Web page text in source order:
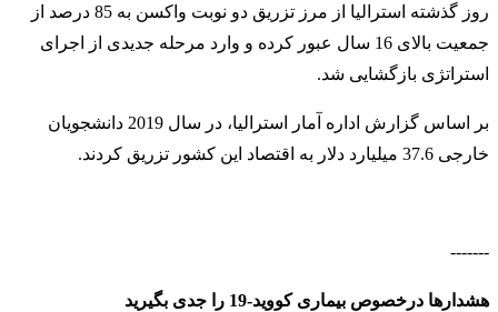
روز گذشته استرالیا از مرز تزریق دو نوبت واکسن به 85 درصد از
جمعیت بالای 16 سال عبور کرده و وارد مرحله جدیدی از اجرای
استراتژی بازگشایی شد.
بر اساس گزارش اداره آمار استرالیا، در سال 2019 دانشجویان
خارجی 37.6 میلیارد دلار به اقتصاد این کشور تزریق کردند.
-------
هشدارها درخصوص بیماری کووید-19 را جدی بگیرید